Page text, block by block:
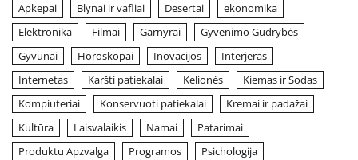
Apkepai Blynai ir vafliai Desertai
ekonomika
Elektronika
Filmai Garnyrai
Gyvenimo Gudrybės
Gyvūnai
Horoskopai Inovacijos
Interjeras
Internetas
Karšti patiekalai Kelionės
Kiemas ir Sodas
Kompiuteriai
Konservuoti patiekalai
Kremai ir padažai
Kultūra
Laisvalaikis Namai
Patarimai
Produktu Apzvalga
Programos
Psichologija